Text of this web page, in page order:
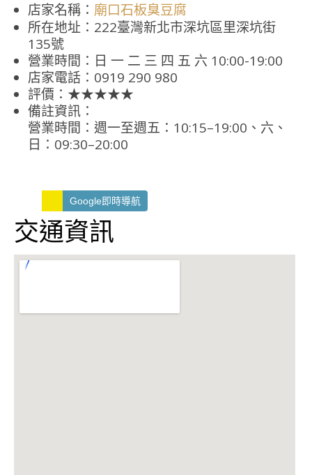
店家名稱： 廟口石板臭豆腐
所在地址：222臺灣新北市深坑區里深坑街
135號
營業時間：日 一 二 三 四 五 六 10:00-19:00
店家電話：0919 290 980
評價：★★★★★
備註資訊：
營業時間：週一至週五：10:15–19:00、六、
日：09:30–20:00
Google即時導航
交通資訊